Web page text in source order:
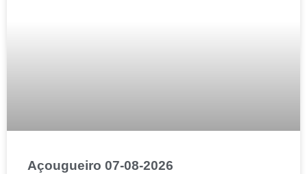
Açougueiro 07-08-2026